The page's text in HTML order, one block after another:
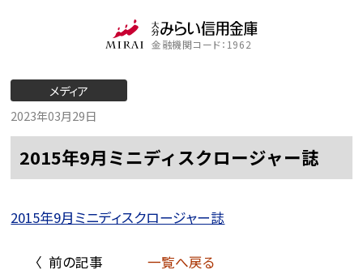
金融機関コード：1962
メディア
2023年03月29日
2015年9月ミニディスクロージャー誌
2015年9月ミニディスクロージャー誌
〈 前の記事 一覧へ戻る